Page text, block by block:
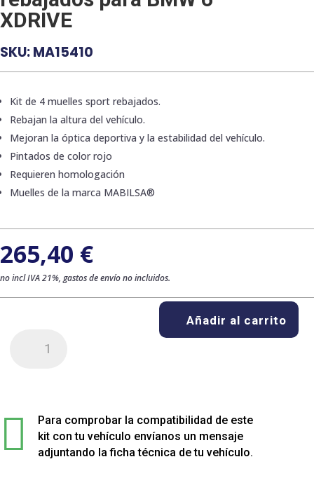
XDRIVE
SKU:MA15410
Kit de 4 muelles sport rebajados.
Rebajan la altura del vehículo.
Mejoran la óptica deportiva y la estabilidad del vehículo.
Pintados de color rojo
Requieren homologación
Muelles de la marca MABILSA®
265,40 €
no incl IVA 21%, gastos de envío no incluidos.
rebajados
BMW
Añadir al carrito

Para comprobar la compatibilidad de este
kit con tu vehículo envíanos un mensaje
adjuntando la ficha técnica de tu vehículo.